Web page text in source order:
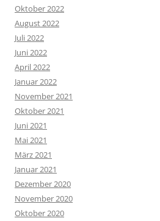
Oktober 2022
August 2022
Juli 2022
Juni 2022
April 2022
Januar 2022
November 2021
Oktober 2021
Juni 2021
Mai 2021
März 2021
Januar 2021
Dezember 2020
November 2020
Oktober 2020